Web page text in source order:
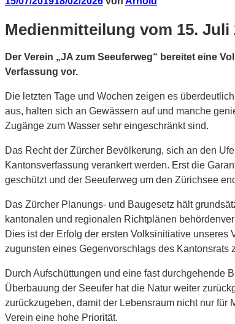
Medienmitteilung vom 15. Juli
Der Verein „JA zum Seeuferweg“ bereitet eine
Verfassung vor.
Die letzten Tage und Wochen zeigen es
aus, halten sich an Gewässern auf und manche
Zugänge zum Wasser sehr eingeschränkt sind.
Das Recht der Zürcher Bevölkerung, sich an den
Kantonsverfassung verankert werden. Erst die
geschützt und der Seeuferweg um den Zürichsee
Das Zürcher Planungs- und Baugesetz hält
kantonalen und regionalen Richtplänen
Dies ist der Erfolg der ersten Volksinitiative
zugunsten eines Gegenvorschlags des
Durch Aufschüttungen und eine fast durchgehende
Überbauung der Seeufer hat die Natur weiter
zurückzugeben, damit der Lebensraum nicht nur für
Verein eine hohe Priorität.